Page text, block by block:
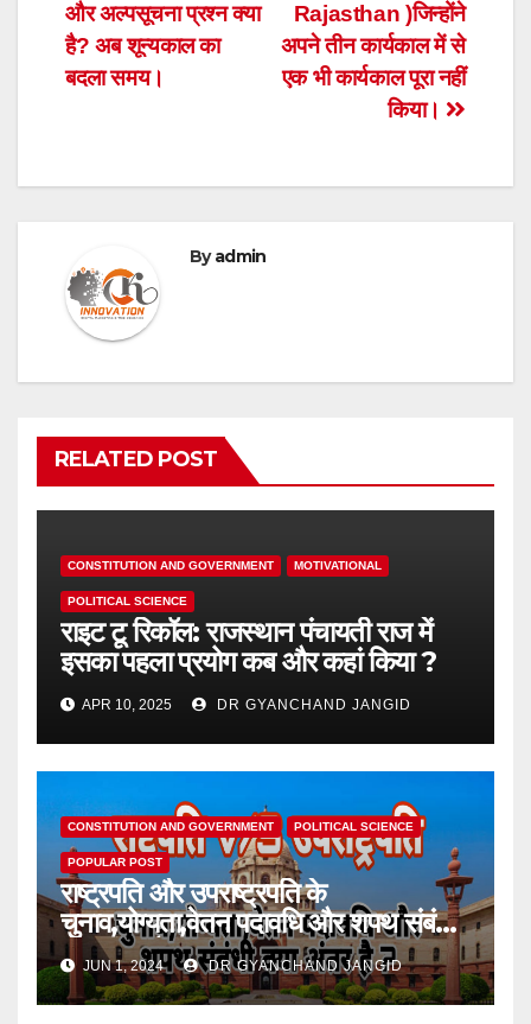
Rajasthan )जिन्होंने
अपने तीन कार्यकाल में से
एक भी कार्यकाल पूरा नहीं
किया।
और अल्पसूचना प्रश्न क्या
है? अब शून्यकाल का
बदला समय।
Byadmin
RELATED POST
CONSTITUTION AND GOVERNMENT MOTIVATIONAL
POLITICAL SCIENCE
राइट टू रिकॉल: राजस्थान पंचायती राज में
इसका पहला प्रयोग कब और कहां किया ?
APR 10, 2025 DR GYANCHAND JANGID
CONSTITUTION AND GOVERNMENT POLITICAL SCIENCE
POPULAR POST
राष्ट्रपति और उपराष्ट्रपति के
चुनाव,योग्यता,वेतन पदावधि और शपथ संबंधी
क्या अंतर है ?
JUN 1, 2024 DR GYANCHAND JANGID